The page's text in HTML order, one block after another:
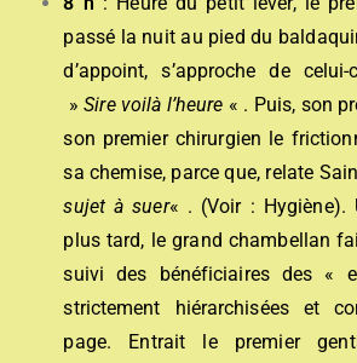
passé la nuit au pied du
d’appoint, s’approche de
»Sire voilà l’heure « . Puis, son
son premier chirurgien le
sa chemise, parce que, relate
sujet à suer« . (Voir : Hygiène).
plus tard, le grand chambellan
suivi des bénéficiaires des «
strictement hiérarchisées et
page. Entrait le premier